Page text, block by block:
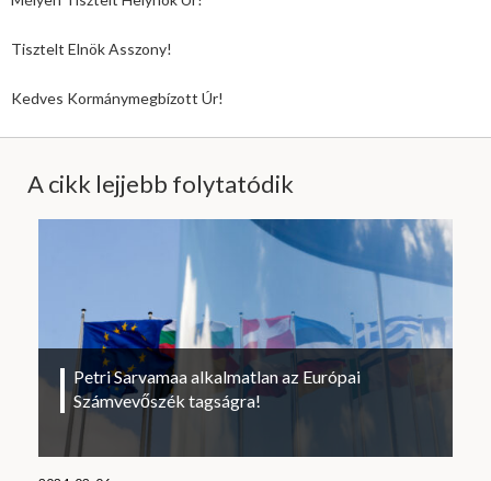
Tisztelt Elnök Asszony!
Kedves Kormánymegbízott Úr!
A cikk lejjebb folytatódik
Petri Sarvamaa alkalmatlan az Európai
Számvevőszék tagságra!